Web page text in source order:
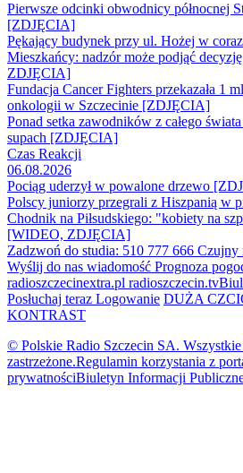
Pierwsze odcinki obwodnicy północnej
[ZDJĘCIA]
Pękający budynek przy ul. Hożej w
Mieszkańcy: nadzór może podjąć
ZDJĘCIA]
Fundacja Cancer Fighters przekazała 1
onkologii w Szczecinie [ZDJĘCIA]
Ponad setka zawodników z całego
supach [ZDJĘCIA]
Czas Reakcji
06.08.2026
Pociąg uderzył w powalone drzewo
Polscy juniorzy przegrali z Hiszpanią w
Chodnik na Piłsudskiego: "kobiety na
[WIDEO, ZDJĘCIA]
Zadzwoń do studia: 510 777 666 Czujny
Wyślij do nas wiadomość Prognoza
radioszczecinextra.pl radioszczecin.tv
Posłuchaj teraz Logowanie DUŻA
KONTRAST
© Polskie Radio Szczecin SA.
zastrzeżone.Regulamin korzystania z
prywatnościBiuletyn Informacji